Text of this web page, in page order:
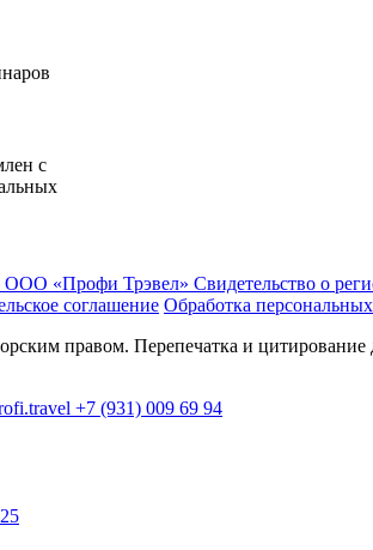
с
ООО «Профи Трэвeл» Свидетельство о
соглашение Обработка
правом. Перепечатка и
+7 (931) 009 69 94